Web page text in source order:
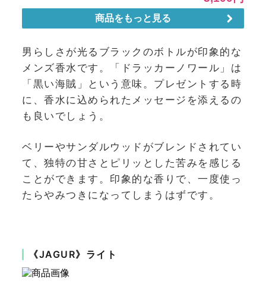
男らしさが光るブラックのボトルが印象的な
メンズ香水です。「ドラッカーノワール」は
「黒い海賊」という意味。プレゼントする時
に、香水に込められたメッセージを添えるの
も良いでしょう。
ベリーやサンダルウッドがブレンドされてい
て、独特の甘さとピリッとした苦みを感じる
ことができます。印象的な香りで、一度使っ
たらやみつきになってしまうはずです。
《JAGUR》ライト